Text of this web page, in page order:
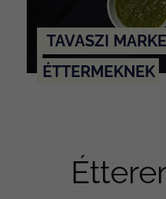
TAVASZI
ÉTTERMEKNEK